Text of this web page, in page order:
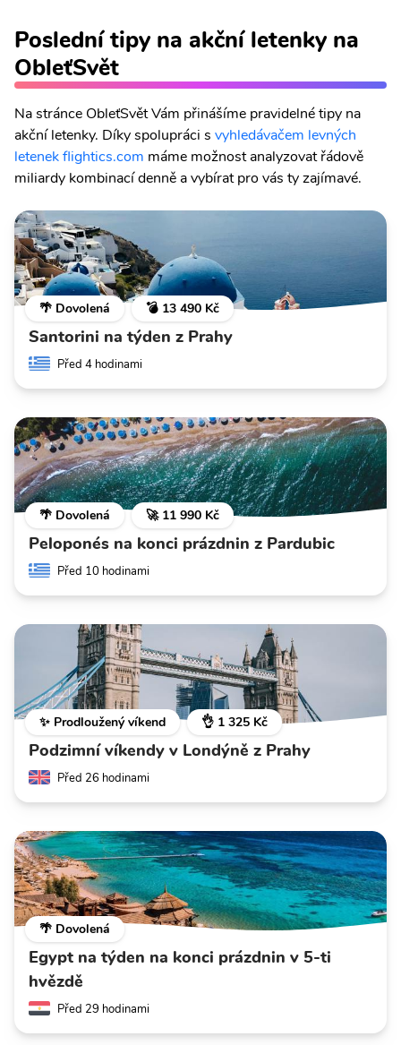
Poslední tipy na akční letenky na
ObleťSvět
Na stránce ObleťSvět Vám přinášíme pravidelné tipy na
akční letenky. Díky spolupráci s vyhledávačem levných
letenek flightics.com máme možnost analyzovat řádově
miliardy kombinací denně a vybírat pro vás ty zajímavé.
🌴 Dovolená 💣 13 490 Kč
Santorini na týden z Prahy
Před 4 hodinami
🌴 Dovolená 🚀 11 990 Kč
Peloponés na konci prázdnin z Pardubic
Před 10 hodinami
✨ Prodloužený víkend 👌 1 325 Kč
Podzimní víkendy v Londýně z Prahy
Před 26 hodinami
🌴 Dovolená
Egypt na týden na konci prázdnin v 5-ti
hvězdě
Před 29 hodinami